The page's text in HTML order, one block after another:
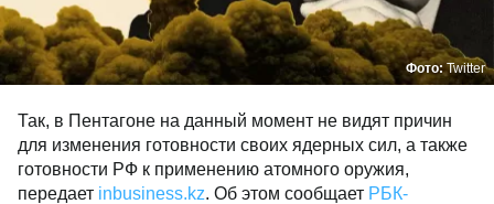
Фото:Twitter
Так, в Пентагоне на данный момент не видят причин
для изменения готовности своих ядерных сил, а также
готовности РФ к применению атомного оружия,
передает inbusiness.kz. Об этом сообщает РБК-